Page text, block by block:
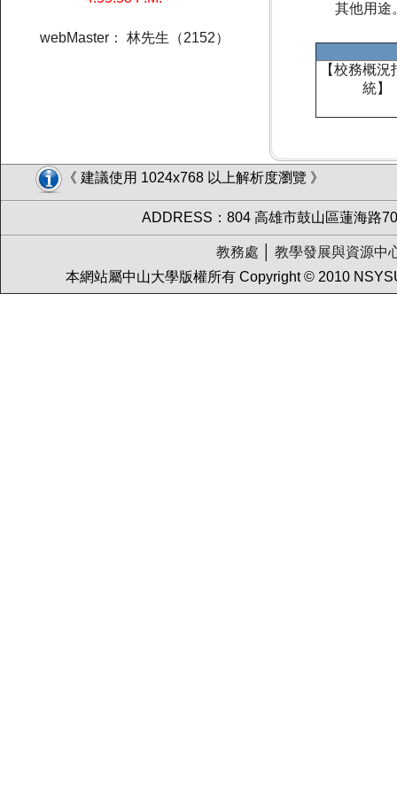
webMaster： 林先生（2152）
其他用途
【校務概況
統】
《 建議使用 1024x768 以上解析度瀏覽 》
ADDRESS：804 高雄市鼓山區蓮海路
教務處
教學發展與資源中
本網站屬中山大學版權所有 Copyright © 2010